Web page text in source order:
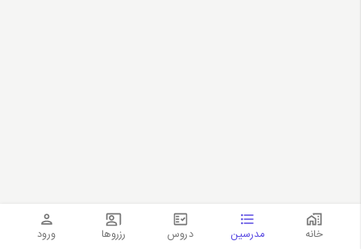
خانه مدرسین دروس رزروها ورود